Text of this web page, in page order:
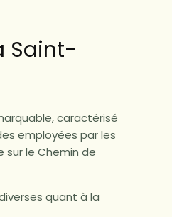
Saint-
caractérisé
employées par les
le Chemin de
quant à la